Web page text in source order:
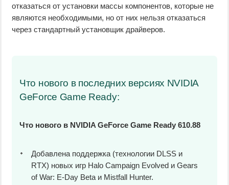
отказаться от установки массы компонентов, которые не
являются необходимыми, но от них нельзя отказаться
через стандартный установщик драйверов.
Что нового в последних версиях NVIDIA
GeForce Game Ready:
Что нового в NVIDIA GeForce Game Ready 610.88
Добавлена поддержка (технологии DLSS и
RTX) новых игр Halo Campaign Evolved и Gears
of War: E-Day Beta и Mistfall Hunter.